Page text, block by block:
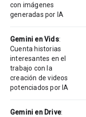
con imágenes
generadas por IA
Gemini en Vids:
Cuenta historias
interesantes en el
trabajo con la
creación de videos
potenciados por IA
Gemini en Drive: